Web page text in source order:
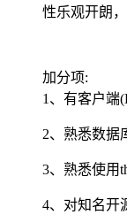
性乐观开朗，
加分项:
1、有客户端
2、熟悉数据
3、熟悉使用
4、对知名开